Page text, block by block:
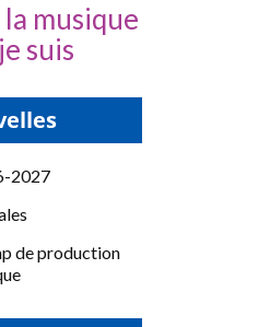
musique
suis
2027
de production